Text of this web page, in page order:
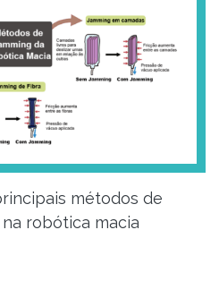
métodos de
robótica macia